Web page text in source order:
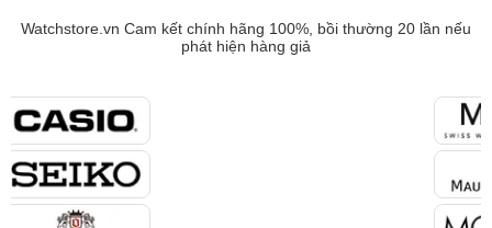
Watchstore.vn Cam kết chính hãng 100%, bồi thường 20 lần nếu
phát hiện hàng giả